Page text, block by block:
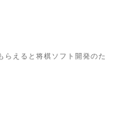
らえると将棋ソフト開発のた